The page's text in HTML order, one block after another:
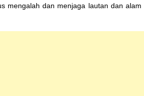
mengalah dan menjaga lautan dan